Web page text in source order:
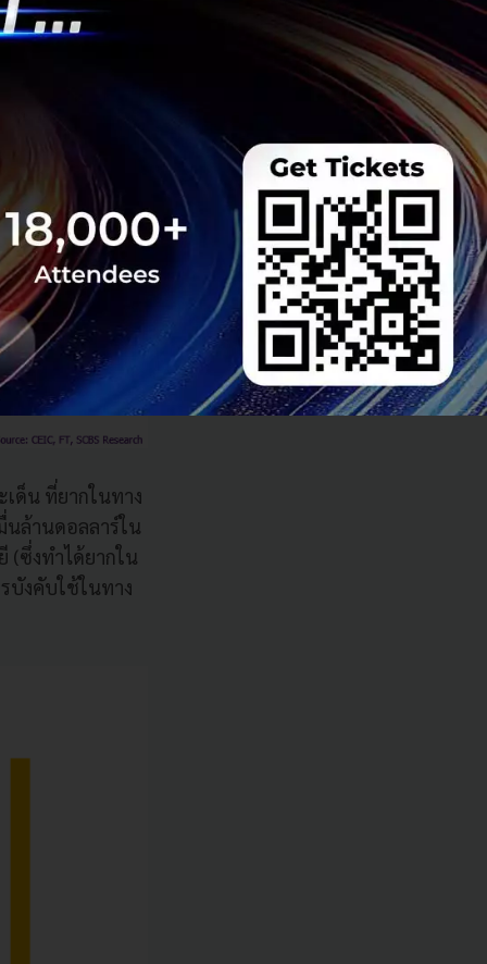
ด็น ที่ยากในทาง
นล้านดอลลาร์ใน
(ซึ่งทำได้ยากใน
บังคับใช้ในทาง